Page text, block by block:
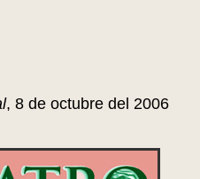
, 8 de octubre del 2006